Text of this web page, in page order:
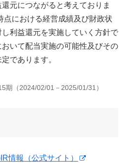
元につながると考えておりま
点における経営成績及び財政状
利益還元を実施していく方針で
いて配当実施の可能性及びその
であります。
期（2024/02/01－2025/01/31）
情報（公式サイト）